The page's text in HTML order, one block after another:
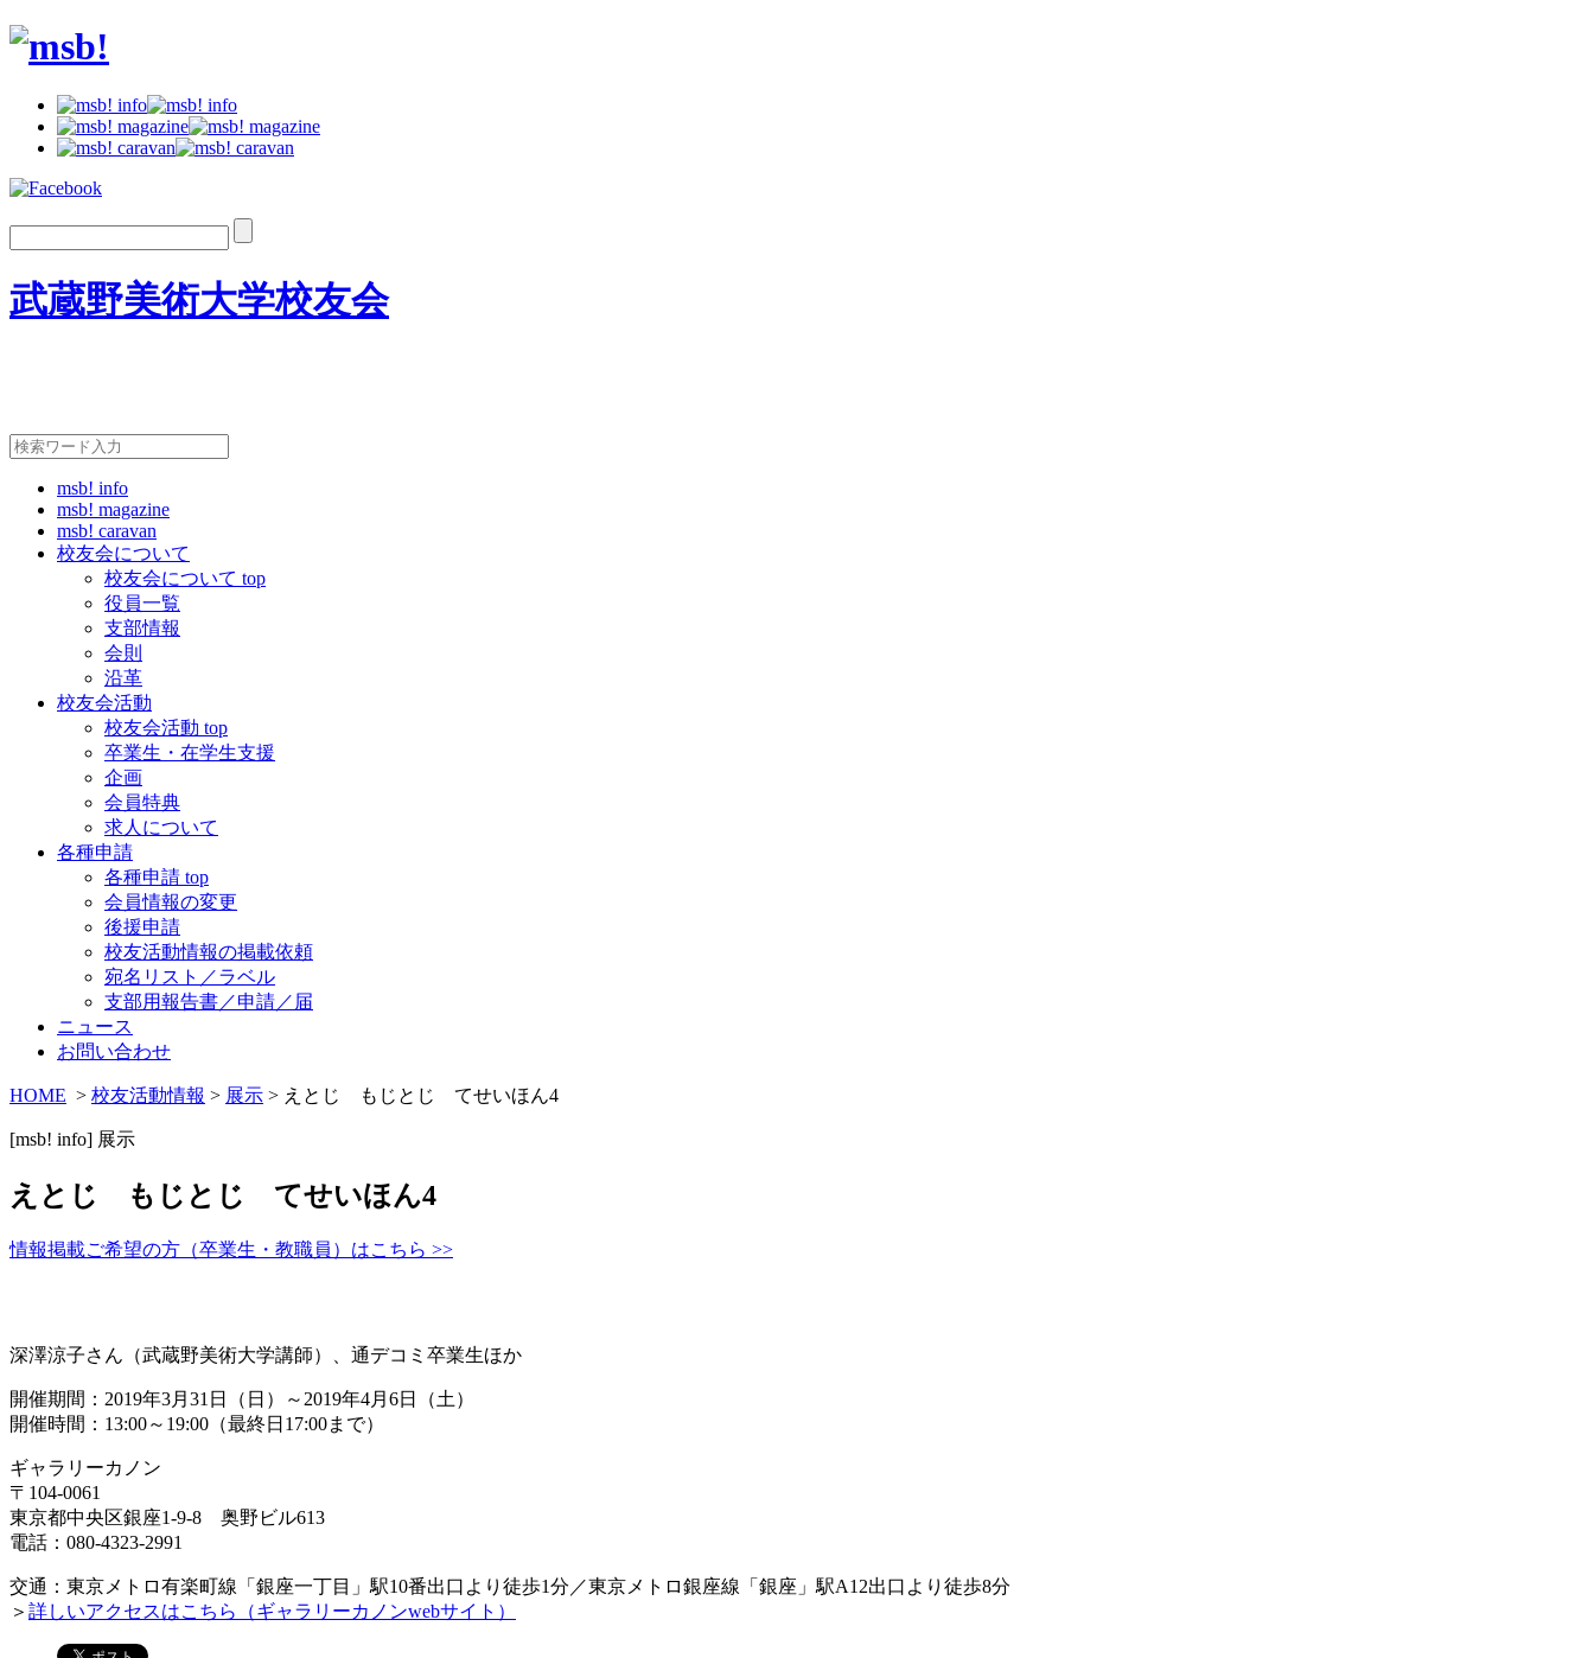
武蔵野美術大学校友会
msb! info
msb! magazine
msb! caravan
校友会について
校友会について top
役員一覧
支部情報
会則
沿革
校友会活動
校友会活動 top
卒業生・在学生支援
企画
会員特典
求人について
各種申請
各種申請 top
会員情報の変更
後援申請
校友活動情報の掲載依頼
宛名リスト／ラベル
支部用報告書／申請／届
ニュース
お問い合わせ
HOME > 校友活動情報 > 展示 > えとじ もじとじ てせいほん4
[msb! info] 展示
えとじ もじとじ てせいほん4
情報掲載ご希望の方（卒業生・教職員）はこちら >>
深澤涼子さん（武蔵野美術大学講師）、通デコミ卒業生ほか
開催期間：2019年3月31日（日）～2019年4月6日（土）
開催時間：13:00～19:00（最終日17:00まで）
ギャラリーカノン
〒104-0061
東京都中央区銀座1-9-8 奥野ビル613
電話：080-4323-2991
交通：東京メトロ有楽町線「銀座一丁目」駅10番出口より徒歩1分／東京メトロ銀座線「銀座」駅A12出口より徒歩8分
＞ 詳しいアクセスはこちら（ギャラリーカノンwebサイト）